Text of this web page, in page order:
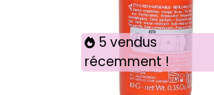
5 vendus
récemment !